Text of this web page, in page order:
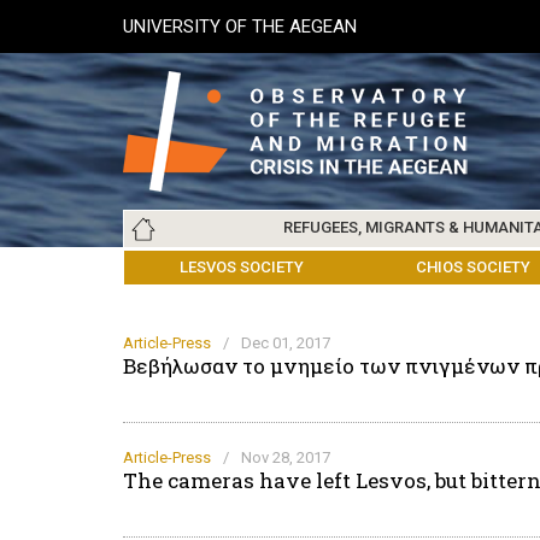
main
content
UNIVERSITY OF THE AEGEAN
Main
navigation
ABOUT
REFUGEES, MIGRANTS &
REFUGEES & MIGRANTS
LESVOS SOCIETY CHIOS SOCIETY
UNIVERSITY OF THE AEGEAN
Article-Press / Dec 01, 2017
Βεβήλωσαν το μνημείο των πνιγμένων
Article-Press / Nov 28, 2017
The cameras have left Lesvos, but